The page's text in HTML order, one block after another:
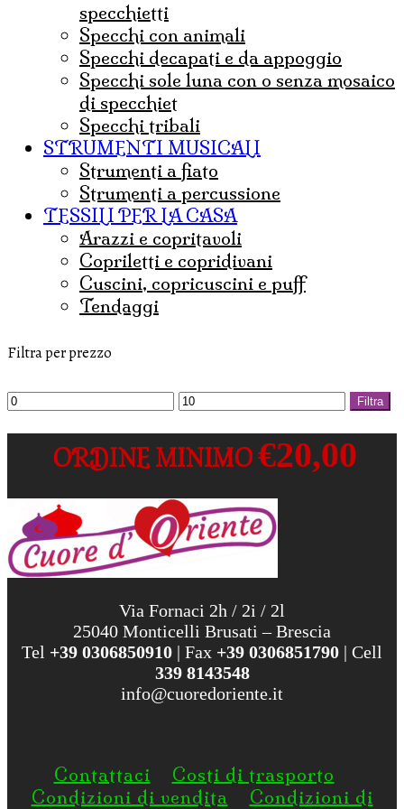
specchietti
specchi con animali
specchi decapati e da appoggio
specchi sole luna con o senza mosaico
di specchiet
specchi tribali
STRUMENTI MUSICALI
strumenti a fiato
strumenti a percussione
TESSILI PER LA CASA
arazzi e copritavoli
copriletti e copridivani
cuscini, copricuscini e puff
tendaggi
Filtra per prezzo
Prezzo
Prezzo
Filtra
ORDINE MINIMO€20,00
Via Fornaci 2h / 2i / 2l
25040 Monticelli Brusati – Brescia
Tel +39 0306850910 | Fax +39 0306851790 | Cell
339 8143548
info@cuoredoriente.it
Contattaci
Costi di trasporto
Condizioni di vendita
Condizioni di